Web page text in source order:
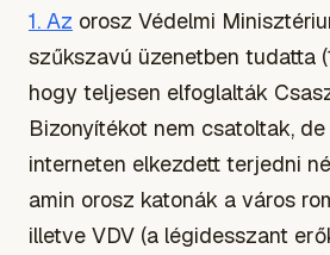
1. Az orosz Védelmi
szűkszavú üzenetben tudatta
hogy teljesen elfoglalták
Bizonyítékot nem csatoltak,
interneten elkezdett terjedni
amin orosz katonák a város
illetve VDV (a légidesszant